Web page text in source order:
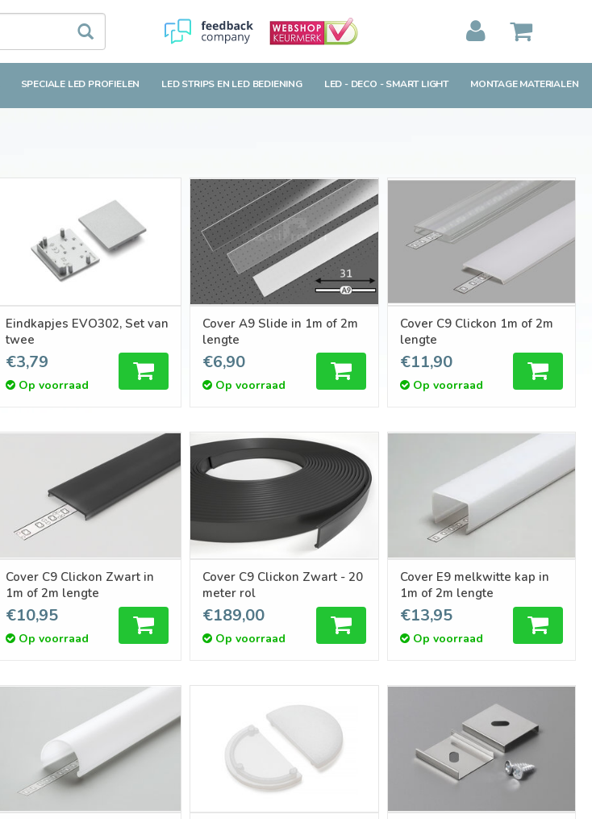
SPECIALE LED PROFIELEN LED STRIPS EN LED BEDIENING LED - DECO - SMART LIGHT MONTAGE MATERIALEN
Eindkapjes EVO302, Set van
twee
€3,79
Op voorraad
Cover A9 Slide in 1m of 2m
lengte
€6,90
Op voorraad
Cover C9 Clickon 1m of 2m
lengte
€11,90
Op voorraad
Cover C9 Clickon Zwart in
1m of 2m lengte
€10,95
Op voorraad
Cover C9 Clickon Zwart - 20
meter rol
€189,00
Op voorraad
Cover E9 melkwitte kap in
1m of 2m lengte
€13,95
Op voorraad